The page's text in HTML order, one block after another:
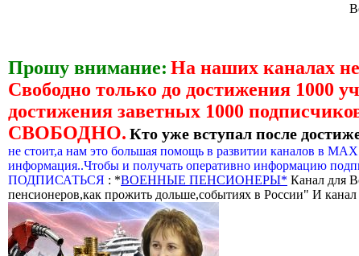
Прошу внимание: На наших каналах
Свободно только до достижения 1000
достижения заветных 1000
СВОБОДНО. Кто уже вступал после
не стоит,а нам это большая помощь в развитии каналов в
информация..Чтобы и получать оперативно информацию
ПОДПИСАТЬСЯ : *ВОЕННЫЕ ПЕНСИОНЕРЫ* Канал для
пенсионеров,как прожить дольше,событиях в России" И